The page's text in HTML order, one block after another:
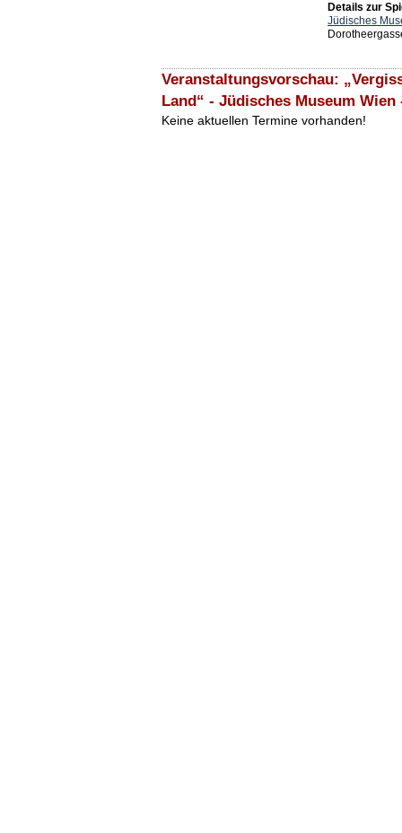
Details zur
Jüdisches
Veranstaltungsvorschau:
Land“ - Jüdisches Museum Wien
Keine aktuellen Termine vorhanden!